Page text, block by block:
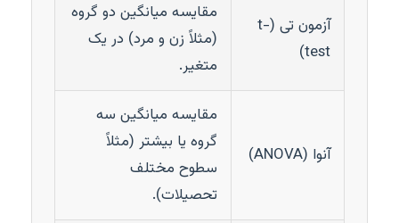
آزمون تی (t-
test)
مقایسه میانگین دو گروه
(مثلاً زن و مرد) در یک
متغیر.
آنوا (ANOVA)
مقایسه میانگین سه
گروه یا بیشتر (مثلاً
سطوح مختلف
تحصیلات).